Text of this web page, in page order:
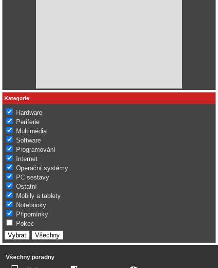
Kategorie
Hardware
Periferie
Multimédia
Software
Programování
Internet
Operační systémy
PC sestavy
Ostatní
Mobily a tablety
Notebooky
Připomínky
Pokec
Všechny poradny